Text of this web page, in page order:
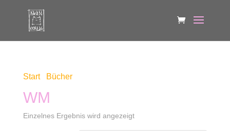
Start/ Bücher/ Produkte verschlagwortet mit „WM“
WM
Einzelnes Ergebnis wird angezeigt